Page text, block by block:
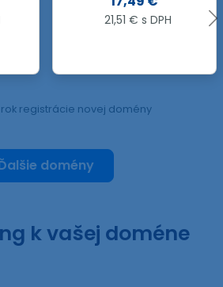
rok registrácie novej domény
domény
k vašej doméne